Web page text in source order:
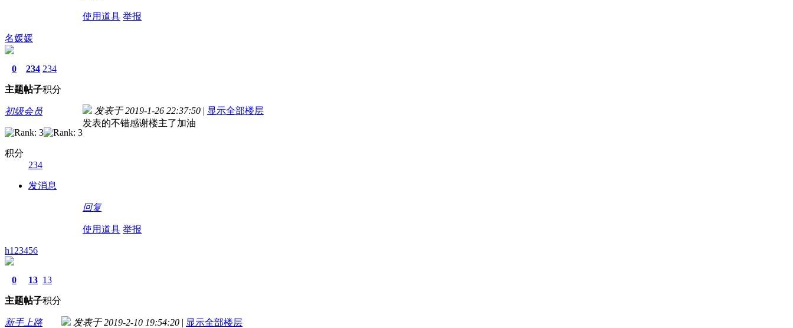
使用道具 举报
名媛媛
0
主题
234
帖子
234
积分
初级会员
积分
234
发消息
发表于 2019-1-26 22:37:50 | 显示全部楼层
发表的不错感谢楼主了加油
回复
使用道具 举报
h123456
0
主题
13
帖子
13
积分
新手上路 发表于 2019-2-10 19:54:20 | 显示全部楼层